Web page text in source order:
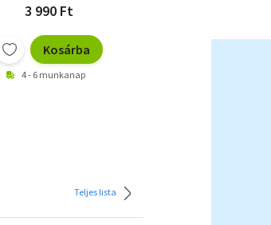
3 990 Ft
Kosárba
4 - 6 munkanap
Teljes lista